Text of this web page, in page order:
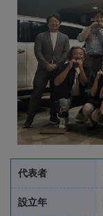
代表者
設立年
Eメール
WEB/SNS